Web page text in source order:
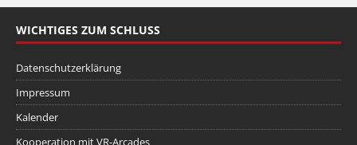
WICHTIGES ZUM SCHLUSS
Datenschutzerklärung
Impressum
Kalender
Kooperation mit VR-Arcades